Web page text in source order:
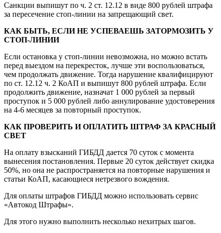
Санкции выпишут по ч. 2 ст. 12.12 в виде 800 рублей штрафа
за пересечение стоп-линии на запрещающий свет.
КАК БЫТЬ, ЕСЛИ НЕ УСПЕВАЕШЬ ЗАТОРМОЗИТЬ У
СТОП-ЛИНИИ
Если остановка у стоп-линии невозможна, но можно встать
перед выездом на перекресток, лучше эти воспользоваться,
чем продолжать движение. Тогда нарушение квалифицируют
по ст. 12.12 ч. 2 КоАП и выпишут 800 рублей штрафа. Если
продолжить движение, назначат 1 000 рублей за первый
проступок и 5 000 рублей либо аннулирование удостоверения
на 4-6 месяцев за повторный проступок.
КАК ПРОВЕРИТЬ И ОПЛАТИТЬ ШТРАФ ЗА КРАСНЫЙ
СВЕТ
На оплату взысканий ГИБДД дается 70 суток с момента
вынесения постановления. Первые 20 суток действует скидка
50%, но она не распространяется на повторные нарушения и
статьи КоАП, касающиеся нетрезвого вождения.
Для оплаты штрафов ГИБДД можно использовать сервис
«Автокод Штрафы».
Для этого нужно выполнить несколько нехитрых шагов.